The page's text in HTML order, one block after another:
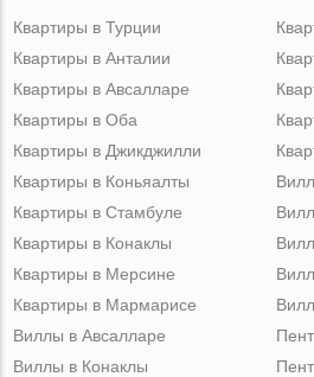
Квартиры в Турции
Квартиры в Анталии
Квартиры в Авсалларе
Квартиры в Оба
Квартиры в Джикджилли
Квартиры в Коньяалты
Квартиры в Стамбуле
Квартиры в Конаклы
Квартиры в Мерсине
Квартиры в Мармарисе
Виллы в Авсалларе
Виллы в Конаклы